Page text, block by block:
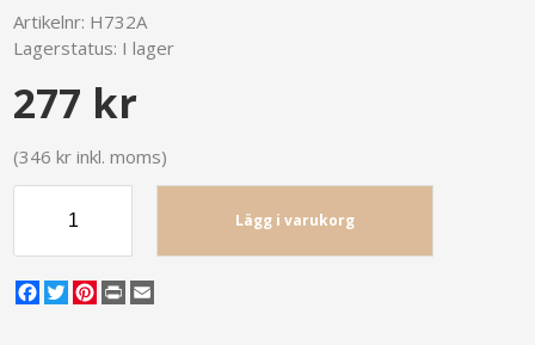
Artikelnr: H732A
Lagerstatus: I lager
277 kr
(346 kr inkl. moms)
Lägg i varukorg
Facebook
TwitterPinterest
Print